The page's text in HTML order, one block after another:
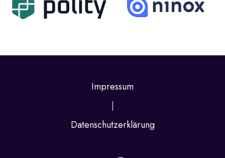
Impressum
|
Datenschutzerklärung